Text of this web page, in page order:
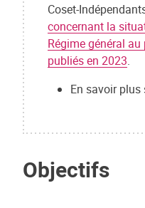
Coset-
concernant la
Régime général
publiés en 2023.
En savoir plus
Objectifs